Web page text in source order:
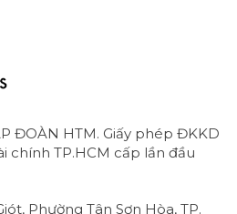
ĐOÀN HTM. Giấy phép ĐKKD
chính TP.HCM cấp lần đầu
Phường Tân Sơn Hòa, TP.